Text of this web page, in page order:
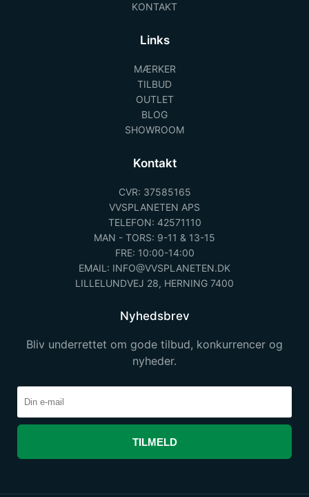
KONTAKT
Links
MÆRKER
TILBUD
OUTLET
BLOG
SHOWROOM
Kontakt
CVR: 37585165
VVSPLANETEN APS
TELEFON: 42571110
MAN - TORS: 9-11 & 13-15
FRE: 10:00-14:00
EMAIL: INFO@VVSPLANETEN.DK
LILLELUNDVEJ 28, HERNING 7400
Nyhedsbrev
Bliv underrettet om gode tilbud, konkurrencer og
nyheder.
TILMELD